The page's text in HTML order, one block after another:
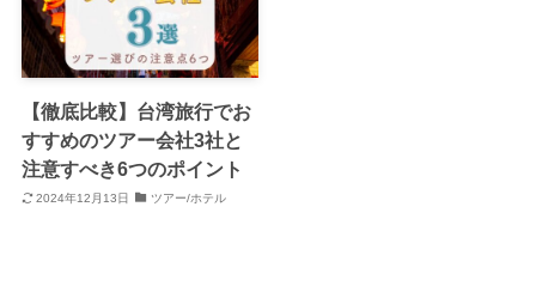
【徹底比較】台湾旅行でお
すすめのツアー会社3社と
注意すべき6つのポイント
2024年12月13日 ツアー/ホテル